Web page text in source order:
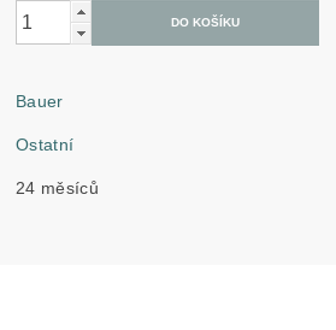
Bauer
Ostatní
24 měsíců